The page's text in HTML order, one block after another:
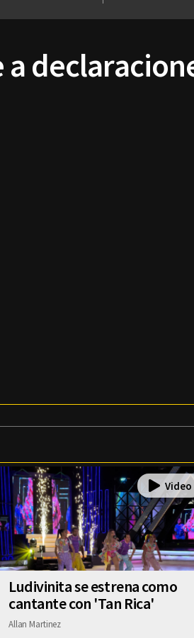
Ludivinita se estrena como
cantante con 'Tan Rica'
Allan Martinez